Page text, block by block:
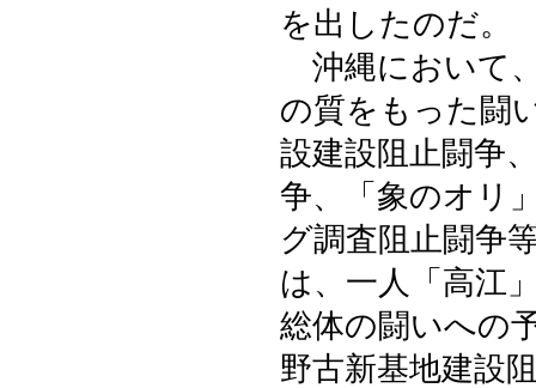
を出したのだ。
沖縄において
の質をもった闘
設建設阻止闘争
争、「象のオリ
グ調査阻止闘争
は、一人「高江
総体の闘いへの
野古新基地建設